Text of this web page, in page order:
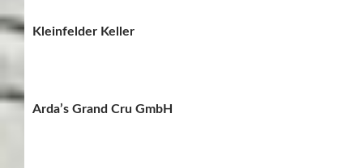
Kleinfelder Keller
Arda’s Grand Cru GmbH